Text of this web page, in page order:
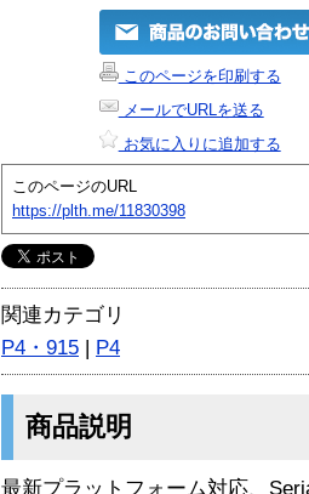
このページを印刷する
メールでURLを送る
お気に入りに追加する
このページのURL
https://plth.me/11830398
関連カテゴリ
P4・915 | P4
商品説明
最新プラットフォーム対応、